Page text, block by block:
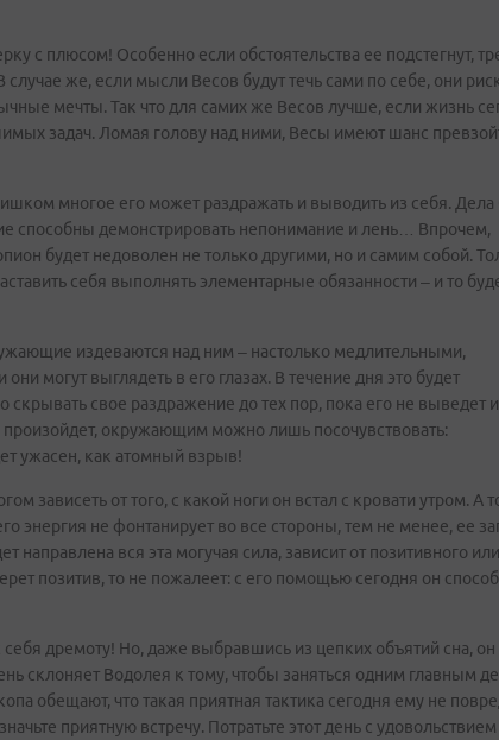
с плюсом! Особенно если обстоятельства ее подстегнут,
же, если мысли Весов будут течь сами по себе, они
мечты. Так что для самих же Весов лучше, если жизнь
задач. Ломая голову над ними, Весы имеют шанс
многое его может раздражать и выводить из себя. Дела
способны демонстрировать непонимание и лень… Впрочем,
будет недоволен не только другими, но и самим собой.
себя выполнять элементарные обязанности – и то
издеваются над ним – настолько медлительными,
могут выглядеть в его глазах. В течение дня это будет
скрывать свое раздражение до тех пор, пока его не выведет
окружающим можно лишь посочувствовать:
ужасен, как атомный взрыв!
зависеть от того, с какой ноги он встал с кровати утром. А
энергия не фонтанирует во все стороны, тем не менее, ее
направлена вся эта могучая сила, зависит от позитивного или
позитив, то не пожалеет: с его помощью сегодня он
себя дремоту! Но, даже выбравшись из цепких объятий сна, он
склоняет Водолея к тому, чтобы заняться одним главным
обещают, что такая приятная тактика сегодня ему не
приятную встречу. Потратьте этот день с удовольствием